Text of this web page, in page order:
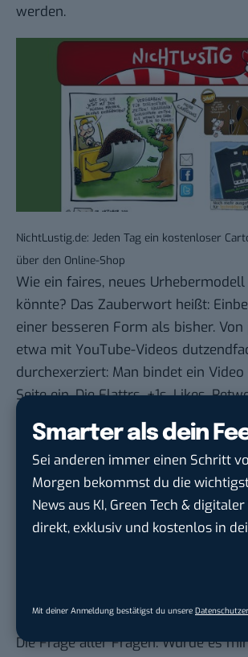
Smarter als dein
Sei anderen immer einen Schritt
Morgen bekommst du die
News aus KI, Green Tech &
direkt, exklusiv und kostenlos in
Mit deiner Anmeldung bestätigst du unsere
werden.
NichtLustig.de: Jeden Tag ein kostenloser
über den Online-Shop
Wie ein faires, neues
könnte? Das Zauberwort heißt:
einer besseren Form als bisher.
etwa mit YouTube-Videos
durchexerziert: Man bindet ein
Seite ein. Die Flattrs, +1s, Likes,
allem Werbeeinnahmen erhält in
aber der Urheber. Und der hätte
Interesse daran, dass seine Werke
möglich geteilt und weiterverwendet
wäre unbestreitbar fair, aber ich
Dienst, der eine solche Möglichkeit
Neue Modelle sind gefragt
Die Frage aller Fragen: Würde es